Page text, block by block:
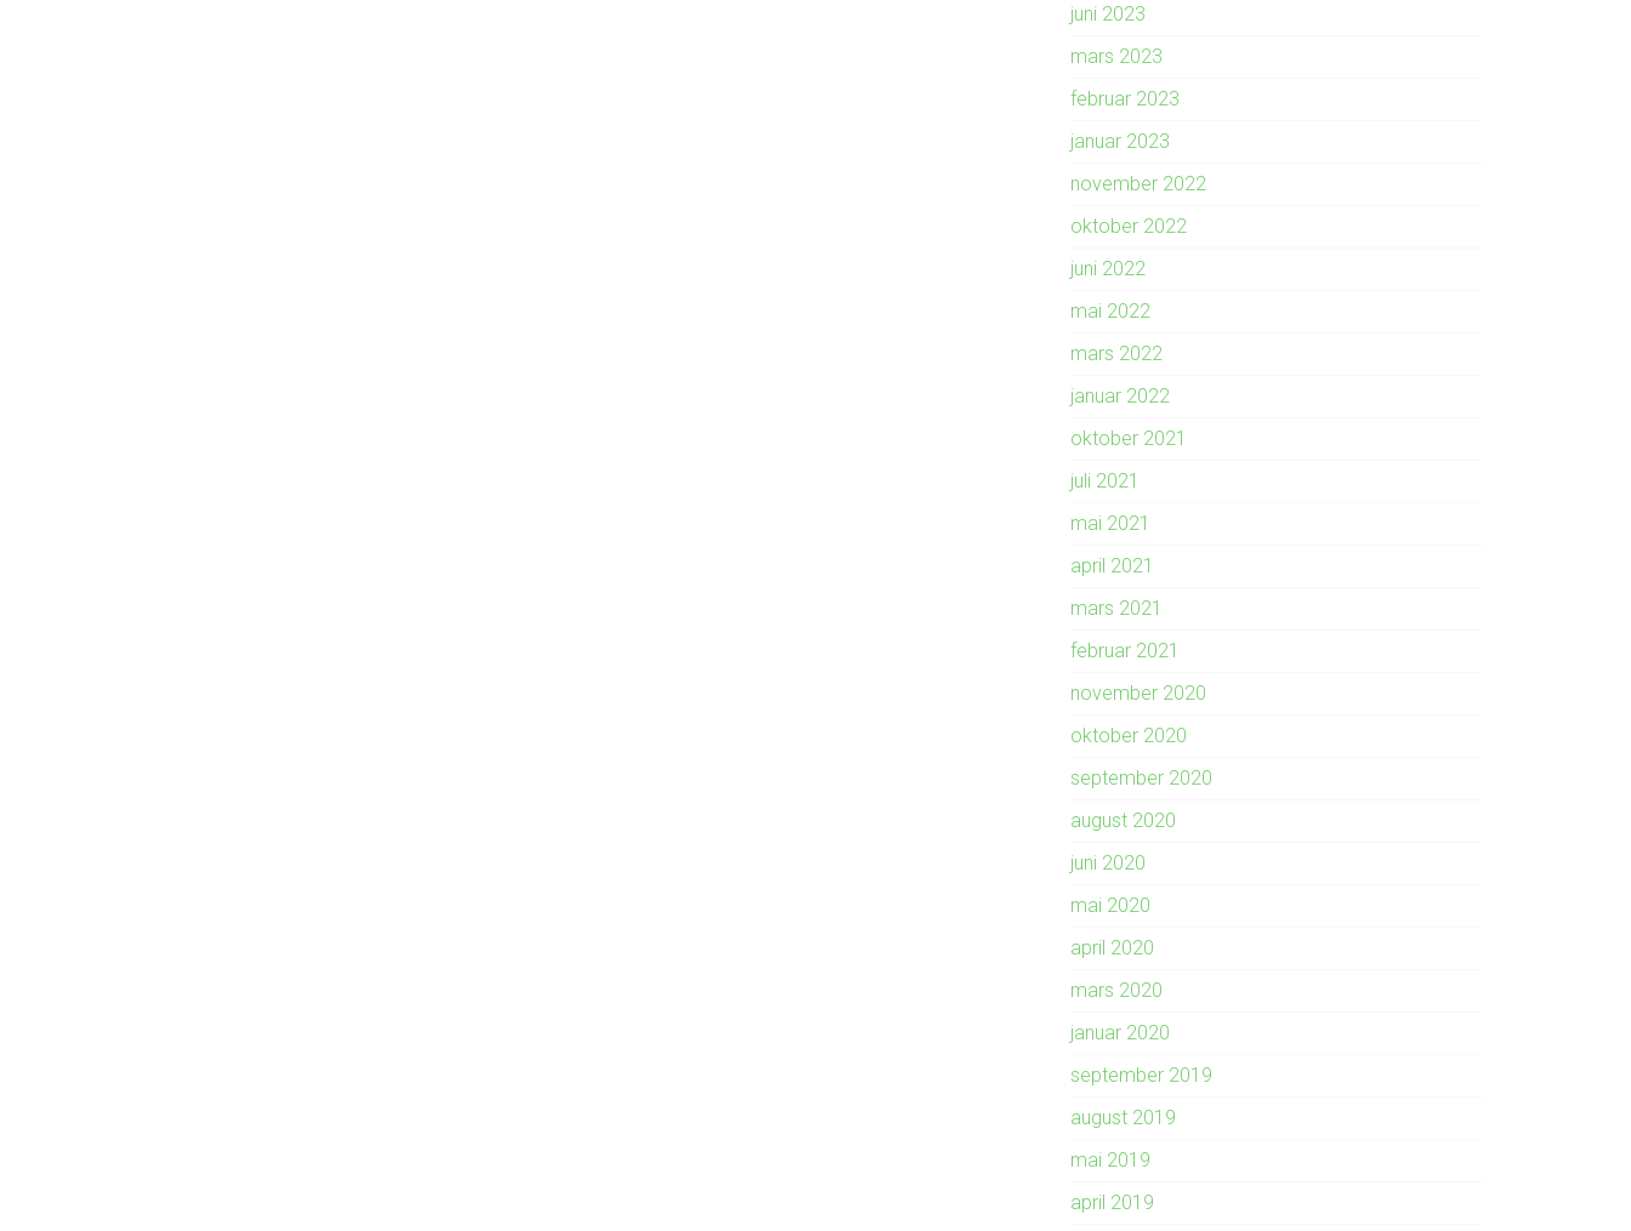
juni 2023
mars 2023
februar 2023
januar 2023
november 2022
oktober 2022
juni 2022
mai 2022
mars 2022
januar 2022
oktober 2021
juli 2021
mai 2021
april 2021
mars 2021
februar 2021
november 2020
oktober 2020
september 2020
august 2020
juni 2020
mai 2020
april 2020
mars 2020
januar 2020
september 2019
august 2019
mai 2019
april 2019